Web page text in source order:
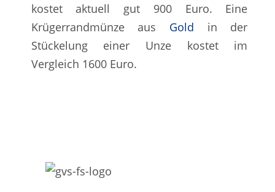
kostet aktuell gut 900 Euro. Eine
Krügerrandmünze aus Gold in der
Stückelung einer Unze kostet im
Vergleich 1600 Euro.